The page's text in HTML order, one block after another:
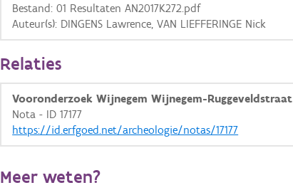
Basis Lagen
Ortho
GRB-Basiskaart
Bestand: 01 Resultaten AN2017K272.pdf
Auteur(s): DINGENS Lawrence, VAN LIEFFERINGE Nick
Relaties
Vooronderzoek Wijnegem Wijnegem-Ruggeveldstraat
Nota - ID 17177
https://id.erfgoed.net/archeologie/notas/17177
Meer weten?